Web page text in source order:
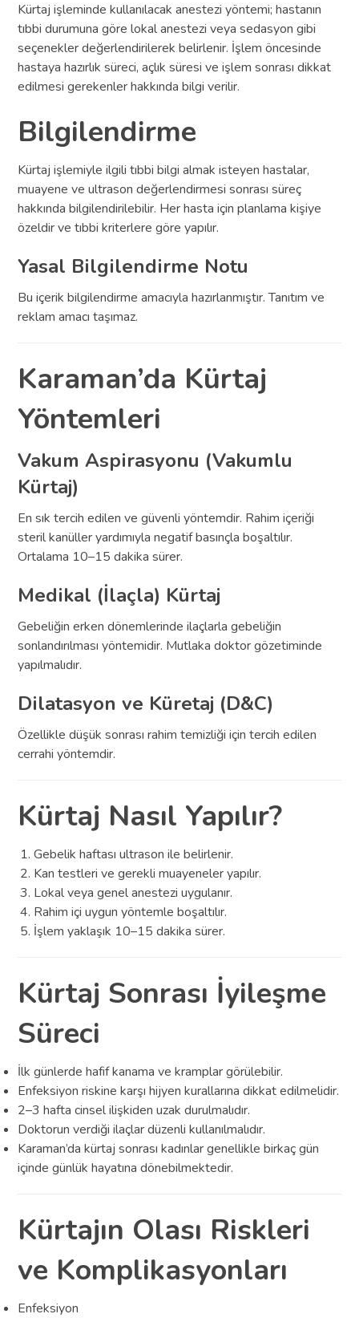
Kürtaj işleminde kullanılacak anestezi yöntemi; hastanın
tıbbi durumuna göre lokal anestezi veya sedasyon gibi
seçenekler değerlendirilerek belirlenir. İşlem öncesinde
hastaya hazırlık süreci, açlık süresi ve işlem sonrası dikkat
edilmesi gerekenler hakkında bilgi verilir.
Bilgilendirme
Kürtaj işlemiyle ilgili tıbbi bilgi almak isteyen hastalar,
muayene ve ultrason değerlendirmesi sonrası süreç
hakkında bilgilendirilebilir. Her hasta için planlama kişiye
özeldir ve tıbbi kriterlere göre yapılır.
Yasal Bilgilendirme Notu
Bu içerik bilgilendirme amacıyla hazırlanmıştır. Tanıtım ve
reklam amacı taşımaz.
Karaman’da Kürtaj
Yöntemleri
Vakum Aspirasyonu (Vakumlu
Kürtaj)
En sık tercih edilen ve güvenli yöntemdir. Rahim içeriği
steril kanüller yardımıyla negatif basınçla boşaltılır.
Ortalama 10–15 dakika sürer.
Medikal (İlaçla) Kürtaj
Gebeliğin erken dönemlerinde ilaçlarla gebeliğin
sonlandırılması yöntemidir. Mutlaka doktor gözetiminde
yapılmalıdır.
Dilatasyon ve Küretaj (D&C)
Özellikle düşük sonrası rahim temizliği için tercih edilen
cerrahi yöntemdir.
Kürtaj Nasıl Yapılır?
Gebelik haftası ultrason ile belirlenir.
Kan testleri ve gerekli muayeneler yapılır.
Lokal veya genel anestezi uygulanır.
Rahim içi uygun yöntemle boşaltılır.
İşlem yaklaşık 10–15 dakika sürer.
Kürtaj Sonrası İyileşme
Süreci
İlk günlerde hafif kanama ve kramplar görülebilir.
Enfeksiyon riskine karşı hijyen kurallarına dikkat edilmelidir.
2–3 hafta cinsel ilişkiden uzak durulmalıdır.
Doktorun verdiği ilaçlar düzenli kullanılmalıdır.
Karaman’da kürtaj sonrası kadınlar genellikle birkaç gün
içinde günlük hayatına dönebilmektedir.
Kürtajın Olası Riskleri
ve Komplikasyonları
Enfeksiyon